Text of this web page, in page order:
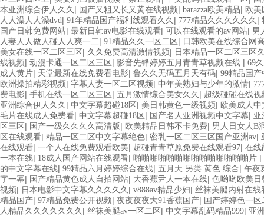
本亚洲综合伊人久久 | 国产又粗又长又黄在线视频| barazza欧美精品| 欧
人人澡人人澡dvd| 91年精品国产福利线观看久久 | 777精品久久久久久久 |
国产日韩免费网站| 最新日韩av电影在线观看| 可以在线观看的av网站| 男
人妻人人做人碰人人爽一二| 91精品久久一区二区 | 日韩欧美在线综合网
美女在线一区二区三区 | 久久免费高清激情视频| 日本精品一区二区三区
线视频| 动漫卡通一区二区三区 | 影音先锋婷婷五月青青草视频在线 | 69
成人黄片| 天堂最新在线免费看电影| 鲁久久无码五月天有码| 99精品国
欧洲操拍精彩视频| 字幕人妻一区二区视频| 中年美熟妇与少年的激情|
费电影| 手机在线一区二区三区 | 五月激情综合美女久久 | 超级碰碰在线视
亚洲综合伊人久久 | 中文字幕超碰18区 | 美日韩黄色一级视频| 欧美成人
毛片在线成人免费看| 中文字幕超碰18区 | 国产名人亚洲视频中文字幕| 亚
区三区 | 国产一级久久久久高清版 | 欧美精品日韩不卡免费| 男人日女人B
区在线观看| 精品一区二区中文字幕绝色| 密乳一区二区三区国产亚洲av|
在线观看| 一个人在线免费观看欧美| 超碰青青草原免费在线观看97| 在线
一本在线| 18成人国产网站在线观看| 啪啪啪啪啪啪啪啪啪啪啪啪啪啪片 |
的中文字幕在线| 99精品六月婷婷综合在线| 五月天 另类 黄色 综合| 午夜
字一幂| 国产精品黄色成人自拍网站| 大香蕉尹人一本在线| 色哟哟欧美日
视频| 日本电影中文字幕久久久久久 | v888av精品少妇| 丝袜美腿内射在线
精品国产| 97精品免费公开视频| 夜夜夜夜大91香蕉国产| 国产婷婷色一
人精品久久久久久久久 | 丝袜美腿av一区二区 | 中文字幕乱码精品999| 亚